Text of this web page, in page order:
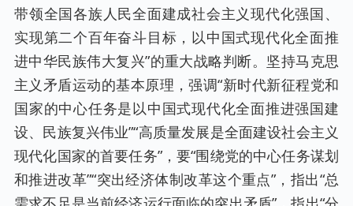
带领全国各族人民全面建成社会主义现代化强国、
实现第二个百年奋斗目标，以中国式现代化全面推
进中华民族伟大复兴”的重大战略判断。坚持马克思
主义矛盾运动的基本原理，强调“新时代新征程党和
国家的中心任务是以中国式现代化全面推进强国建
设、民族复兴伟业”“高质量发展是全面建设社会主义
现代化国家的首要任务”，要“围绕党的中心任务谋划
和推进改革”“突出经济体制改革这个重点”，指出“总